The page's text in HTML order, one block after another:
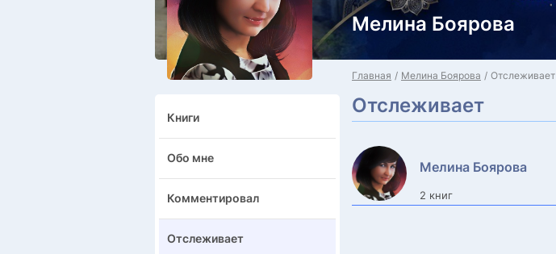
Мелина Боярова
Книги
Обо мне
Комментировал
Отслеживает
Главная Мелина Боярова Отслеживает
Отслеживает
Мелина Боярова
2 книг